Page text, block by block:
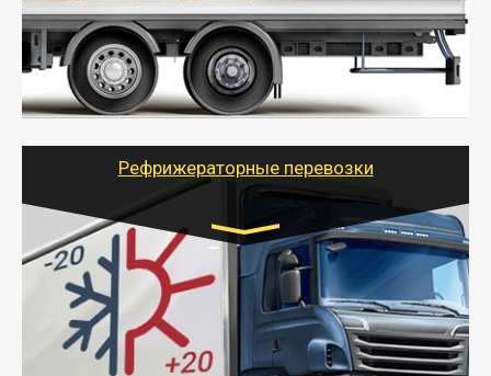
- Экономный способ доставить вещи от 200 кг в
другой город - догрузом или попутно. Попутные
грузоперевозки для физлиц, ИП и юрлиц обходятся
дешевле.
- Тайгер Логистик организует доставку
крупногабаритных и личных вещей по нужному
для погрузочно-разгрузочных работ при перевозке.
Рефрижераторные перевозки
Транспорт:
Газель (1,5 и 3 тонны), Бычок, Еврофура от 5 до
10 тонн
от 6000 руб.